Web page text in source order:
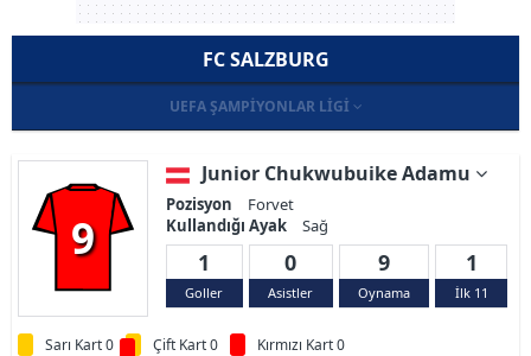
FC SALZBURG
UEFA ŞAMPIYONLAR LIGI
9
Junior Chukwubuike Adamu
Pozisyon
Forvet
Kullandığı Ayak
Sağ
1
Goller
0
Asistler
9
Oynama
1
İlk 11
Sarı Kart 0 Çift Kart 0 Kırmızı Kart 0